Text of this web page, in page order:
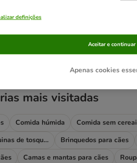
been changed
mais visitadas
Comida húmida Comida sem
Higiene e máquinas de tosquiar
Brinquedos para cães
Camas e mantas para cães
definições
Apenas cookies
Aceitar e continuar